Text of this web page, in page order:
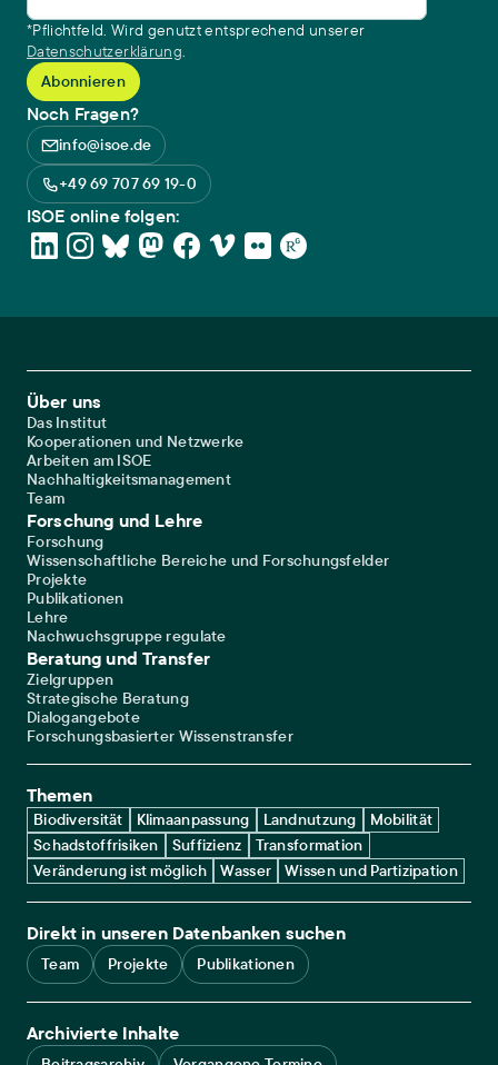
*Pflichtfeld. Wird genutzt entsprechend unserer
Datenschutzerklärung.
Noch Fragen?
info@isoe.de
+49 69 707 69 19-0
ISOE online folgen:
Footer Main Navigation
Über uns
Das Institut
Kooperationen und Netzwerke
Arbeiten am ISOE
Nachhaltigkeitsmanagement
Team
Forschung und Lehre
Forschung
Wissenschaftliche Bereiche und Forschungsfelder
Projekte
Publikationen
Lehre
Nachwuchsgruppe regulate
Beratung und Transfer
Zielgruppen
Strategische Beratung
Dialogangebote
Forschungsbasierter Wissenstransfer
Themen
Biodiversität Klimaanpassung Landnutzung
Mobilität
Schadstoffrisiken
Suffizienz
Transformation
Veränderung ist möglich
Wasser Wissen und Partizipation
Direkt in unseren Datenbanken suchen
Team Projekte Publikationen
Archivierte Inhalte